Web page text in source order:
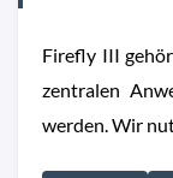
Firefly III
zentralen
werden. Wir